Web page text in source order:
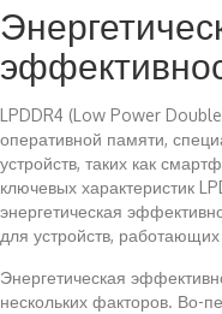
LPDDR4 (Low Power
оперативной памяти,
устройств, таких как
ключевых характеристик
энергетическая
для устройств,
Энергетическая
нескольких факторов. Во-